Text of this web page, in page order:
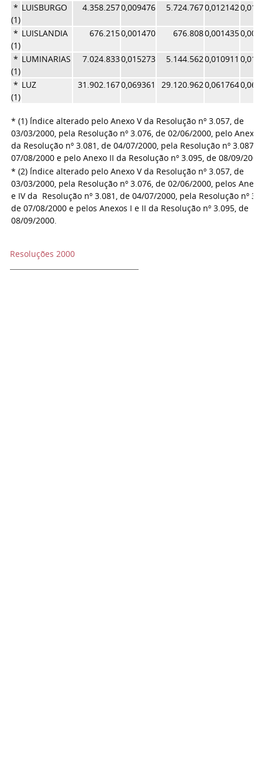
*
(1)
LUISBURGO 4.358.2570,009476 5.724.7670,012142
*
(1)
LUISLANDIA 676.2150,001470 676.8080,001435
*
(1)
LUMINARIAS 7.024.8330,015273 5.144.5620,010911
*
(1)
LUZ 31.902.1670,069361 29.120.9620,061764
* (1) Índice alterado pelo Anexo V da Resolução nº 3.057, de
03/03/2000, pela Resolução nº 3.076, de 02/06/2000, pelo Anexo
da Resolução nº 3.081, de 04/07/2000, pela Resolução nº 3.087,
07/08/2000 e pelo Anexo II da Resolução nº 3.095, de 08/09/
* (2) Índice alterado pelo Anexo V da Resolução nº 3.057, de
03/03/2000, pela Resolução nº 3.076, de 02/06/2000, pelos
e IV da Resolução nº 3.081, de 04/07/2000, pela Resolução nº
de 07/08/2000 e pelos Anexos I e II da Resolução nº 3.095, de
08/09/2000.
Resoluções 2000